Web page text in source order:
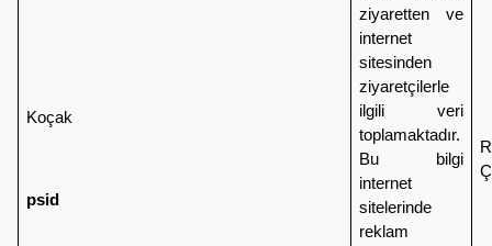
Koçak
psid
ziyaretten ve
internet
sitesinden
ziyaretçilerle
ilgili veri
toplamaktadır.
Bu bilgi
internet
sitelerinde
reklam